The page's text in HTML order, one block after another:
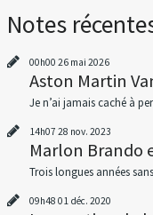
Notes
00h00 26 mai 2026
Aston Martin
Je n’ai jamais caché à
14h07 28 nov. 2023
Marlon Brando
Trois longues années
09h48 01 déc. 2020